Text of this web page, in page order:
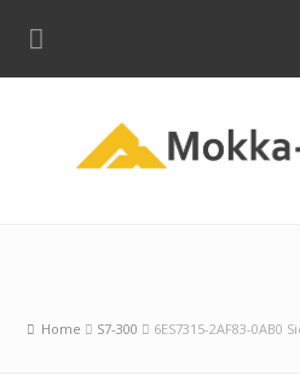
Home S7-300 6ES7315-2AF83-0AB0